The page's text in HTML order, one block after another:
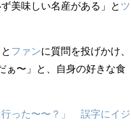
美味しい名産がある」と ツ
ファンに質問を投げかけ、
ぁ〜」と、自身の好きな食
行った〜〜？」 誤字にイジ